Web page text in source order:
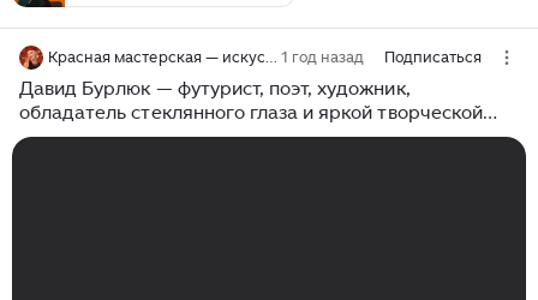
Красная мастерская — искусство и живопись 1 год назад Подписаться
Давид Бурлюк — футурист, поэт, художник,
обладатель стеклянного глаза и яркой творческой
судьбы. тгк anna_kulik_a